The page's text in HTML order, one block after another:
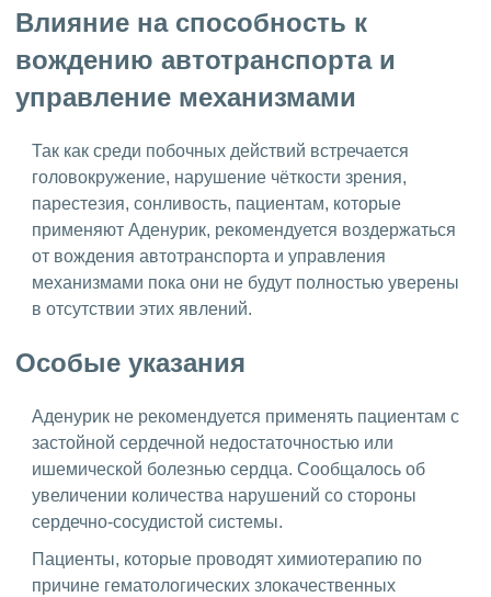
Влияние на способность к
вождению автотранспорта и
управление механизмами
Так как среди побочных действий встречается
головокружение, нарушение чёткости зрения,
парестезия, сонливость, пациентам, которые
применяют Аденурик, рекомендуется воздержаться
от вождения автотранспорта и управления
механизмами пока они не будут полностью уверены
в отсутствии этих явлений.
Особые указания
Аденурик не рекомендуется применять пациентам с
застойной сердечной недостаточностью или
ишемической болезнью сердца. Сообщалось об
увеличении количества нарушений со стороны
сердечно-сосудистой системы.
Пациенты, которые проводят химиотерапию по
причине гематологических злокачественных